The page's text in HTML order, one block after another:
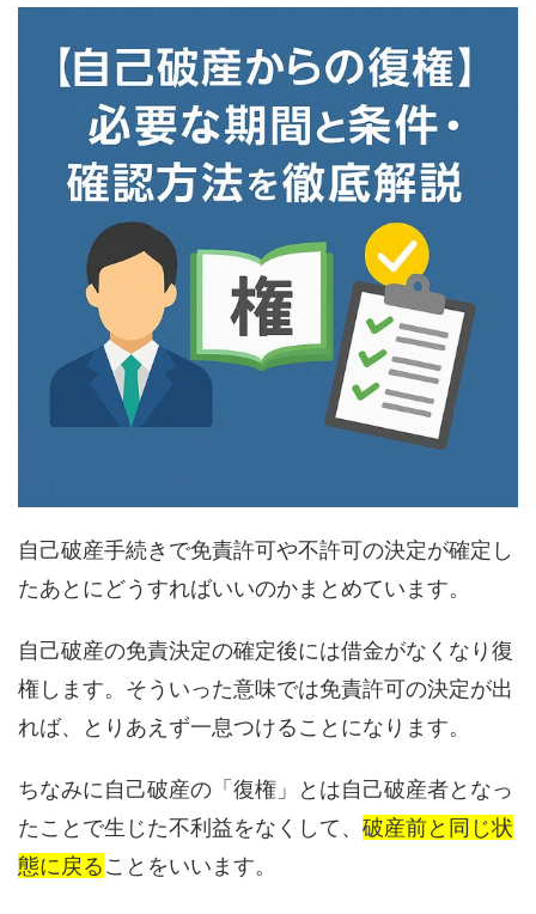
自己破産手続きで免責許可や不許可の決定が確定し
たあとにどうすればいいのかまとめています。
自己破産の免責決定の確定後には借金がなくなり復
権します。そういった意味では免責許可の決定が出
れば、とりあえず一息つけることになります。
ちなみに自己破産の「復権」とは自己破産者となっ
たことで生じた不利益をなくして、 破産前と同じ状
態に戻ることをいいます。